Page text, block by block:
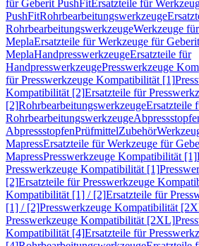
für Geberit PushFitErsatzteile für
PushFitRohrbearbeitungswerkzeuge
RohrbearbeitungswerkzeugeWerkzeuge
MeplaErsatzteile für Werkzeuge für Geberit
MeplaHandpresswerkzeugeErsatzteile für
HandpresswerkzeugePresswerkzeuge
für Presswerkzeuge Kompatibilität [1]
Kompatibilität [2]Ersatzteile für
[2]RohrbearbeitungswerkzeugeErsatzteile
Rohrbearbeitungswerkzeuge
AbpressstopfenPrüfmittelZubehör
MapressErsatzteile für Werkzeuge für
MapressPresswerkzeuge Kompatibilität [1]
Presswerkzeuge Kompatibilität [1]
[2]Ersatzteile für Presswerkzeuge
Kompatibilität [1] / [2]Ersatzteile für
[1] / [2]Presswerkzeuge Kompatibilität
Presswerkzeuge Kompatibilität [2XL]
Kompatibilität [4]Ersatzteile für